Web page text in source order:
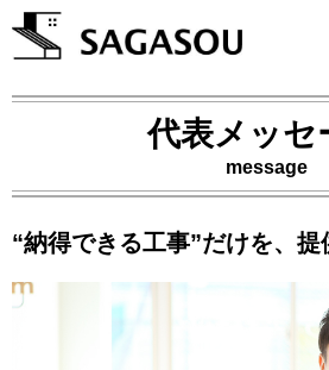
代表メッセ
message
“納得できる工事”だけを、提